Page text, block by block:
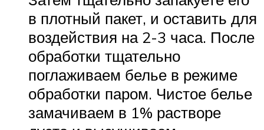
в плотный пакет, и оставить для
воздействия на 2-3 часа. После
обработки тщательно
поглаживаем белье в режиме
обработки паром. Чистое белье
замачиваем в 1% растворе